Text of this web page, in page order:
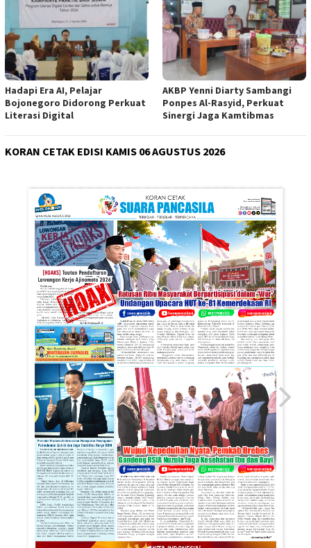
Hadapi Era AI, Pelajar
Bojonegoro Didorong Perkuat
Literasi Digital
AKBP Yenni Diarty Sambangi
Ponpes Al-Rasyid, Perkuat
Sinergi Jaga Kamtibmas
KORAN CETAK EDISI KAMIS 06 AGUSTUS 2026